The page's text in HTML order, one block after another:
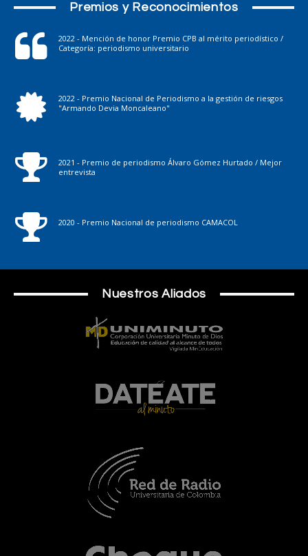
Premios y Reconocimientos
2022 - Mención de honor Premio CPB al mérito periodístico /
Categoría: periodismo universitario
2022 - Premio Nacional de Periodismo a la gestión de riesgos
"Armando Devia Moncaleano"
2021 - Premio de periodismo Álvaro Gómez Hurtado / Mejor
entrevista
2020 - Premio Nacional de periodismo CAMACOL
Nuestros Aliados